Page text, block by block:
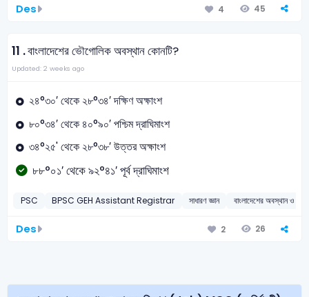
Des 4 45
11 .বাংলাদেশের ভৌগোলিক অবস্থান কোনটি?
Updated: 2 weeks ago
২৪°৩০′ থেকে ২৮°৩৪′ দক্ষিণ অক্ষাংশ
৮০°৩৪′ থেকে ৪০°৯০′ পশ্চিম দ্রাঘিমাংশ
৩৪°২৫' থেকে ২৮°৩৮′ উত্তর অক্ষাংশ
৮৮°০১′ থেকে ৯২°৪১′ পূর্ব দ্রাঘিমাংশ
PSC BPSC GEH Assistant Registrar সাধারণ জ্ঞান বাংলাদেশের অবস্থান ও
Des 2 26